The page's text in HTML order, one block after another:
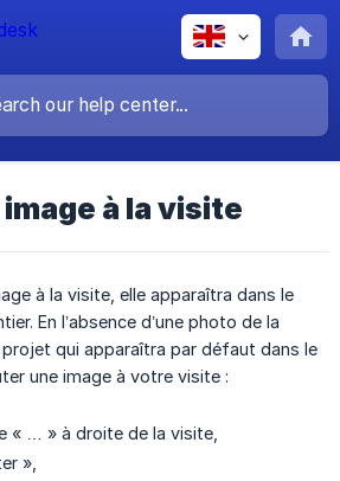
à la visite
à la visite, elle apparaîtra dans le
En l’absence d’une photo de la
projet qui apparaîtra par défaut dans le
une image à votre visite :
« … » à droite de la visite,
»,